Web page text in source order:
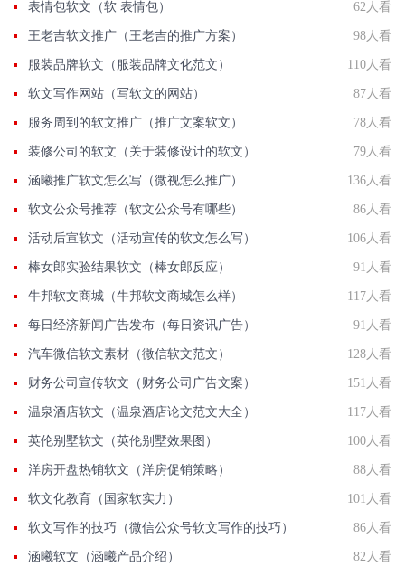
表情包软文（软 表情包） 62人看
王老吉软文推广（王老吉的推广方案） 98人看
服装品牌软文（服装品牌文化范文） 110人看
软文写作网站（写软文的网站） 87人看
服务周到的软文推广（推广文案软文） 78人看
装修公司的软文（关于装修设计的软文） 79人看
涵曦推广软文怎么写（微视怎么推广） 136人看
软文公众号推荐（软文公众号有哪些） 86人看
活动后宣软文（活动宣传的软文怎么写） 106人看
棒女郎实验结果软文（棒女郎反应） 91人看
牛邦软文商城（牛邦软文商城怎么样） 117人看
每日经济新闻广告发布（每日资讯广告） 91人看
汽车微信软文素材（微信软文范文） 128人看
财务公司宣传软文（财务公司广告文案） 151人看
温泉酒店软文（温泉酒店论文范文大全） 117人看
英伦别墅软文（英伦别墅效果图） 100人看
洋房开盘热销软文（洋房促销策略） 88人看
软文化教育（国家软实力） 101人看
软文写作的技巧（微信公众号软文写作的技巧） 86人看
涵曦软文（涵曦产品介绍） 82人看